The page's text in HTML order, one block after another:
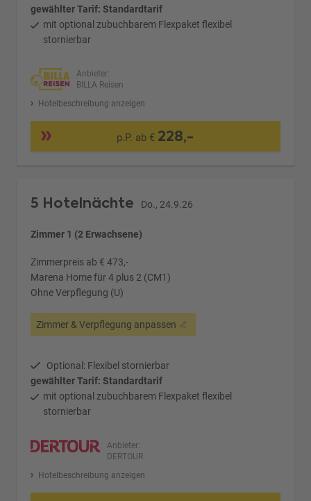
gewählter Tarif: Standardtarif
mit optional zubuchbarem Flexpaket flexibel
stornierbar
Anbieter:
BILLA Reisen
Hotelbeschreibung anzeigen
p.P. ab € 228,-
5 Hotelnächte Do., 24.9.26
Zimmer 1 (2 Erwachsene)
Zimmerpreis ab € 473,-
Marena Home für 4 plus 2 (CM1)
Ohne Verpflegung (U)
Zimmer & Verpflegung anpassen
Optional: Flexibel stornierbar
gewählter Tarif: Standardtarif
mit optional zubuchbarem Flexpaket flexibel
stornierbar
Anbieter:
DERTOUR
Hotelbeschreibung anzeigen